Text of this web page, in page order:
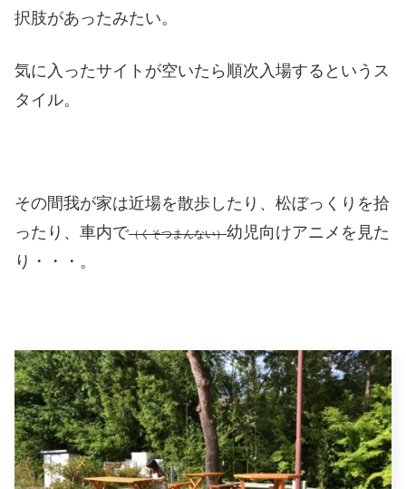
択肢があったみたい。
気に入ったサイトが空いたら順次入場するというス
タイル。
その間我が家は近場を散歩したり、松ぼっくりを拾
ったり、車内で（くそつまんない）幼児向けアニメを見た
り・・・。